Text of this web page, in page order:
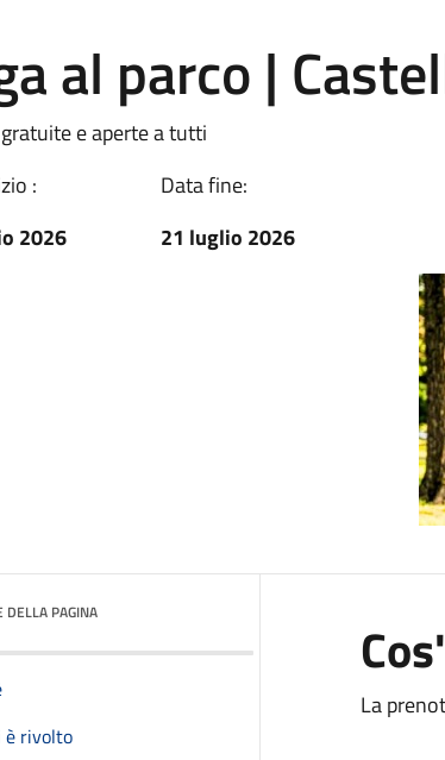
al parco |
e aperte a tutti
:
2026
Data fine:
21 luglio 2026
DELLA PAGINA
è rivolto
La